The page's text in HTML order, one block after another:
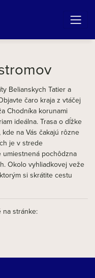
Belianskych Tatier a
čaro kraja z vtáčej
Chodníka korunami
ideálna. Trasa o dĺžke
na Vás čakajú rôzne
je v strede
umiestnená pochôdzna
Okolo vyhliadkovej veže
si skrátite cestu
na stránke: